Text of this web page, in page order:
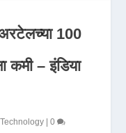
100
कमी – इंडिया
Technology |0